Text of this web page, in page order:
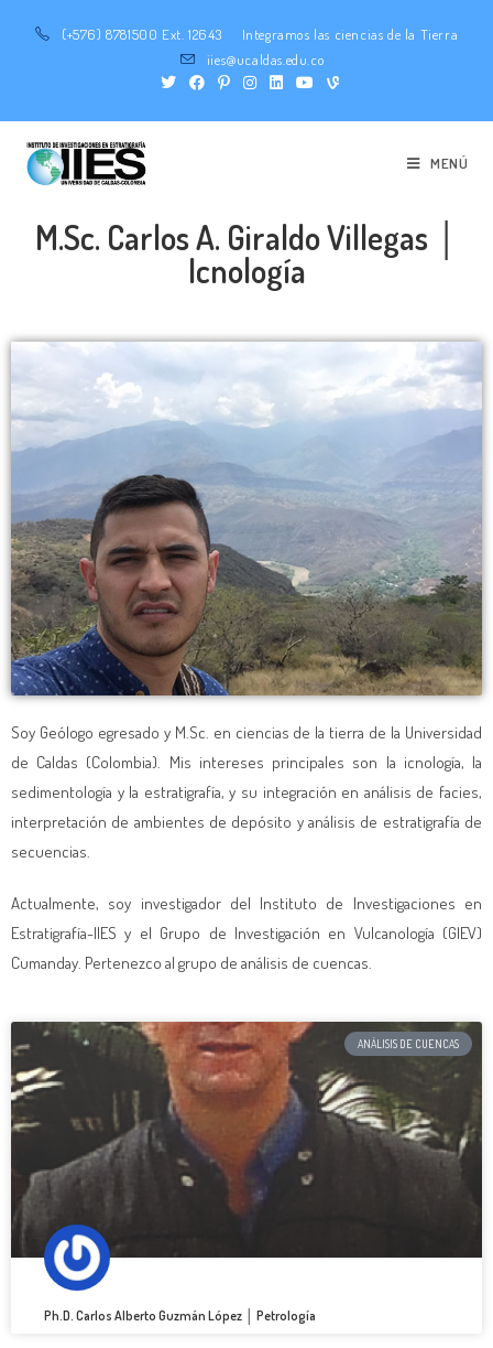
(+576) 8781500 Ext. 12643
Integramos las ciencias de la Tierra
iies@ucaldas.edu.co
MENÚ
M.Sc. Carlos A. Giraldo Villegas │
Icnología
Soy Geólogo egresado y M.Sc. en ciencias de la tierra de la Universidad
de Caldas (Colombia). Mis intereses principales son la icnología, la
sedimentología y la estratigrafía, y su integración en análisis de facies,
interpretación de ambientes de depósito y análisis de estratigrafía de
secuencias.
Actualmente, soy investigador del Instituto de Investigaciones en
Estratigrafía-IIES y el Grupo de Investigación en Vulcanología (GIEV)
Cumanday. Pertenezco al grupo de análisis de cuencas.
ANÁLISIS DE CUENCAS
Ph.D. Carlos Alberto Guzmán López │ Petrología